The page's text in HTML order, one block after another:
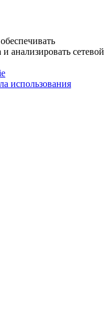
анализировать сетевой
использования